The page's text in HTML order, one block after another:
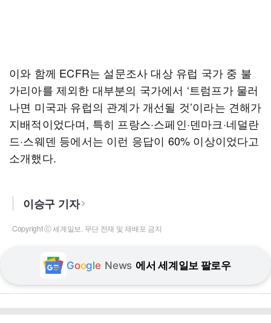
이와 함께 ECFR는 설문조사 대상 유럽 국가 중 불
가리아를 제외한 대부분의 국가에서 ‘트럼프가 물러
나면 미국과 유럽의 관계가 개선될 것’이라는 견해가
지배적이었다며, 특히 프랑스·스페인·덴마크·네덜란
드·스웨덴 등에서는 이런 응답이 60% 이상이었다고
소개했다.
이승구 기자
Copyright ⓒ 세계일보. 무단 전재 및 재배포 금지
Google News 에서 세계일보 팔로우